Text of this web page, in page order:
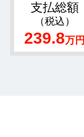
支払総額
（税込）
239.8万円